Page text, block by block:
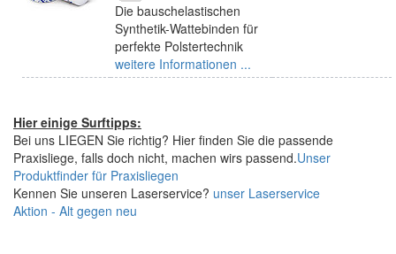
Die bauschelastischen
Synthetik-Wattebinden für
perfekte Polstertechnik
weitere Informationen ...
Hier einige Surftipps:
Bei uns LIEGEN Sie richtig? Hier finden Sie die passende
Praxisliege, falls doch nicht, machen wirs passend.Unser
Produktfinder für Praxisliegen
Kennen Sie unseren Laserservice? unser Laserservice
Aktion - Alt gegen neu